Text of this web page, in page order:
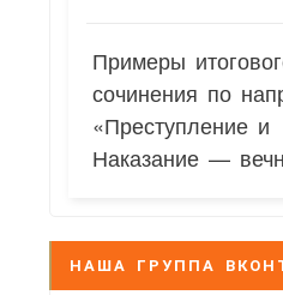
Примеры
сочинения по
«Преступление и
Наказание —
НАША ГРУППА